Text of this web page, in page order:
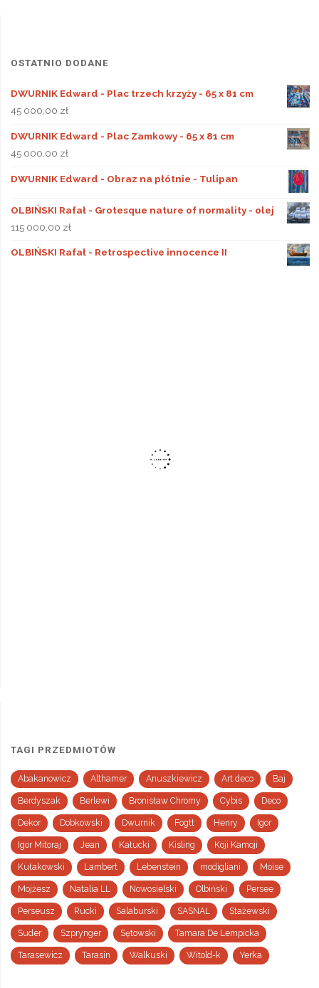
OSTATNIO DODANE
DWURNIK Edward - Plac trzech krzyży - 65 x 81 cm
45 000,00 zł
DWURNIK Edward - Plac Zamkowy - 65 x 81 cm
45 000,00 zł
DWURNIK Edward - Obraz na płótnie - Tulipan
OLBIŃSKI Rafał - Grotesque nature of normality - olej
115 000,00 zł
OLBIŃSKI Rafał - Retrospective innocence II
TAGI PRZEDMIOTÓW
Abakanowicz Althamer Anuszkiewicz Art deco Baj
Berdyszak Berlewi Bronisław Chromy Cybis Deco
Dekor Dobkowski Dwurnik Fogtt Henry Igor
Igor Mitoraj Jean Kałucki Kisling Koji Kamoji
Kułakowski Lambert Lebenstein modigliani Moise
Mojżesz Natalia LL Nowosielski Olbiński Persee
Perseusz Rucki Salaburski SASNAL Stażewski
Suder Szprynger Sętowski Tamara De Lempicka
Tarasewicz Tarasin Walkuski Witold-k Yerka